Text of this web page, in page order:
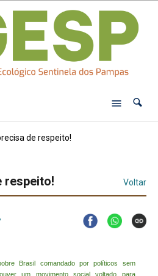
de respeito!
respeito! Voltar
Brasil comandado por políticos sem
um movimento social voltado para